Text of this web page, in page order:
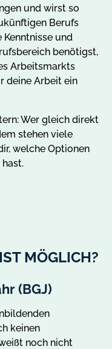
und wirst so
Berufs
und
benötigst,
Arbeitsmarkts
deine Arbeit ein
Wer gleich direkt
stehen viele
welche Optionen
MÖGLICH?
(BGJ)
keinen
noch nicht